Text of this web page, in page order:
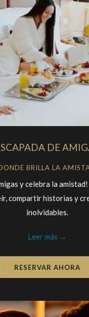
DE
BRILLA LA
y celebra la
compartir historias y
inolvidables.
Leer más
RESERVAR AHORA